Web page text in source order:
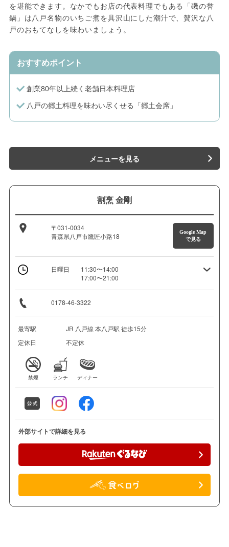
を堪能できます。なかでもお店の代表料理でもある「磯の誉
鍋」は八戸名物のいちご煮を具沢山にした潮汁で、贅沢な八
戸のおもてなしを味わいましょう。
おすすめポイント
創業80年以上続く老舗日本料理店
八戸の郷土料理を味わい尽くせる「郷土会席」
メニューを見る
割烹 金剛
〒031-0034
青森県八戸市鷹匠小路18
Google Map
で見る
日曜日
11:30〜14:00
17:00〜21:00
0178-46-3322
最寄駅
JR 八戸線 本八戸駅 徒歩15分
定休日
不定休
禁煙 ランチ ディナー
外部サイトで詳細を見る